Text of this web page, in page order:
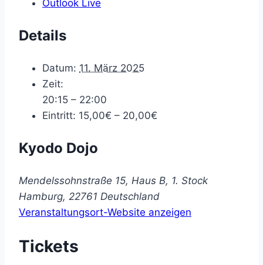
Outlook Live
Details
Datum: 11. März 2025
Zeit:
20:15 – 22:00
Eintritt: 15,00€ – 20,00€
Kyodo Dojo
Mendelssohnstraße 15, Haus B, 1. Stock
Hamburg, 22761 Deutschland
Veranstaltungsort-Website anzeigen
Tickets